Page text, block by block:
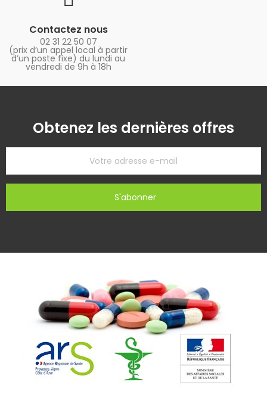
Contactez nous
02 31 22 50 07
(prix d’un appel local à partir
d’un poste fixe) du lundi au
vendredi de 9h à 18h
Obtenez les dernières offres
S'abonner